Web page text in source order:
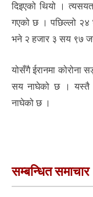
दिइएको थियो ।
गएको छ । पछिल्लो २४
भने २ हजार ३ सय ९७
योसँगै ईरानमा
सय नाघेको छ । यस्तै
नाघेको छ ।
सम्बन्धित समाचार